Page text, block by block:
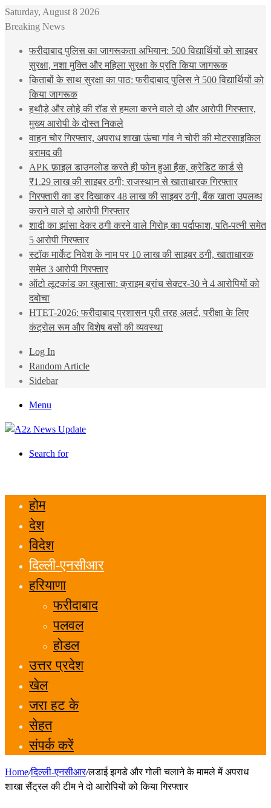
Saturday, August 8 2026
Breaking News
फरीदाबाद पुलिस का जागरूकता अभियान: 500 विद्यार्थियों को साइबर
सुरक्षा, नशा मुक्ति और महिला सुरक्षा के प्रति किया जागरूक
किताबों के साथ सुरक्षा का पाठ: फरीदाबाद पुलिस ने 500 विद्यार्थियों को
किया जागरूक
हथौड़े और लोहे की रॉड से हमला करने वाले दो और आरोपी गिरफ्तार,
मुख्य आरोपी के दोस्त निकले
वाहन चोर गिरफ्तार, अपराध शाखा ऊंचा गांव ने चोरी की मोटरसाइकिल
बरामद की
APK फ़ाइल डाउनलोड करते ही फोन हुआ हैक, क्रेडिट कार्ड से
₹1.29 लाख की साइबर ठगी; राजस्थान से खाताधारक गिरफ्तार
गिरफ्तारी का डर दिखाकर 48 लाख की साइबर ठगी, बैंक खाता उपलब्ध
कराने वाले दो आरोपी गिरफ्तार
शादी का झांसा देकर ठगी करने वाले गिरोह का पर्दाफाश, पति-पत्नी समेत
5 आरोपी गिरफ्तार
स्टॉक मार्केट निवेश के नाम पर 10 लाख की साइबर ठगी, खाताधारक
समेत 3 आरोपी गिरफ्तार
ऑटो लूटकांड का खुलासा: क्राइम ब्रांच सेक्टर-30 ने 4 आरोपियों को
दबोचा
HTET-2026: फरीदाबाद प्रशासन पूरी तरह अलर्ट, परीक्षा के लिए
कंट्रोल रूम और विशेष बसों की व्यवस्था
Log In
Random Article
Sidebar
Menu
Search for
होम
देश
विदेश
दिल्ली-एनसीआर
हरियाणा
फरीदाबाद
पलवल
होडल
उत्तर प्रदेश
खेल
जरा हट के
सेहत
संपर्क करें
Home/दिल्ली-एनसीआर/लडाई झगडे और गोली चलाने के मामले में अपराध
शाखा सैंट्रल की टीम ने दो आरोपियों को किया गिरफ्तार